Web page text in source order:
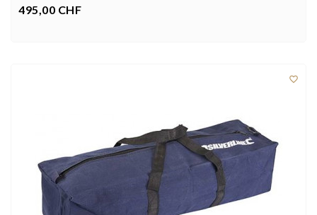
Prix
495,00 CHF
